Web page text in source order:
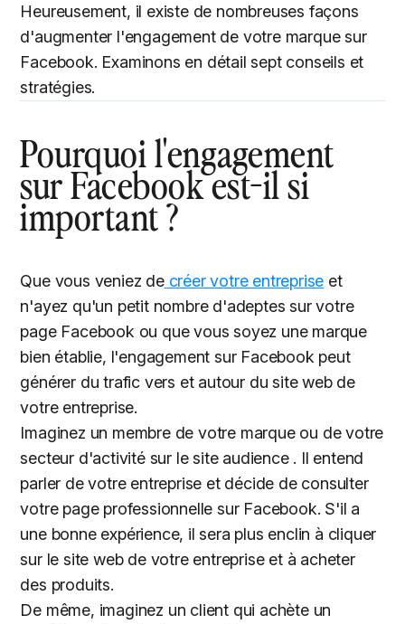
Heureusement, il existe de nombreuses façons
d'augmenter l'engagement de votre marque sur
Facebook. Examinons en détail sept conseils et
stratégies.
Pourquoi l'engagement
sur Facebook est-il si
important ?
Que vous veniez decréer votre entreprise et
n'ayez qu'un petit nombre d'adeptes sur votre
page Facebook ou que vous soyez une marque
bien établie, l'engagement sur Facebook peut
générer du trafic vers et autour du site web de
votre entreprise.
Imaginez un membre de votre marque ou de votre
secteur d'activité sur le site audience . Il entend
parler de votre entreprise et décide de consulter
votre page professionnelle sur Facebook. S'il a
une bonne expérience, il sera plus enclin à cliquer
sur le site web de votre entreprise et à acheter
des produits.
De même, imaginez un client qui achète un